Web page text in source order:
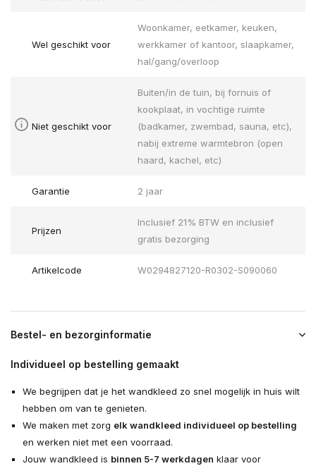
Wel geschikt voor
Woonkamer, eetkamer, keuken,
werkkamer of kantoor, slaapkamer,
hal/gang/overloop
Niet geschikt voor
Buiten/in de tuin, bij fornuis of
kookplaat, in vochtige ruimte
(badkamer, zwembad, sauna, etc),
nabij extreme warmtebron (open
haard, kachel, etc)
Garantie 2 jaar
Prijzen
Inclusief 21% BTW en inclusief
gratis bezorging
Artikelcode W0294827120-R0302-S090060
Bestel- en bezorginformatie
Individueel op bestelling gemaakt
We begrijpen dat je het wandkleed zo snel mogelijk in huis wilt
hebben om van te genieten.
We maken met zorg elk wandkleed individueel op bestelling
en werken niet met een voorraad.
Jouw wandkleed is binnen 5-7 werkdagen klaar voor